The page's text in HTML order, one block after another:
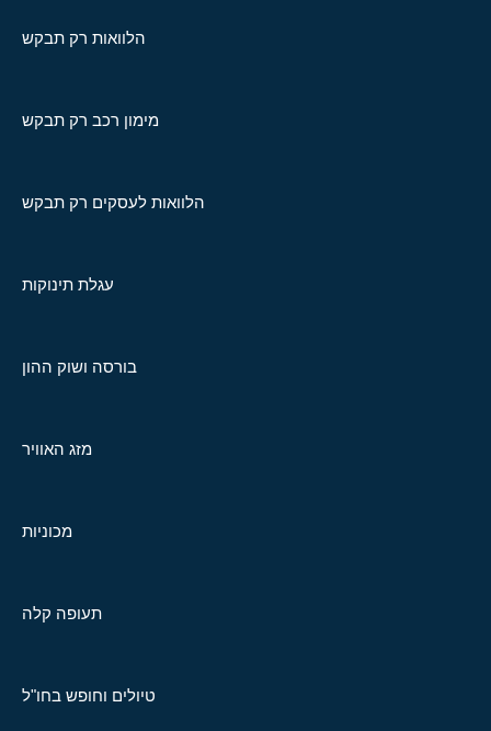
הלוואות רק תבקש
מימון רכב רק תבקש
הלוואות לעסקים רק תבקש
עגלת תינוקות
בורסה ושוק ההון
מזג האוויר
מכוניות
תעופה קלה
טיולים וחופש בחו"ל